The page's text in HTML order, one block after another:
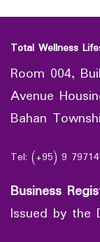
Total Wellness
Room 004,
Avenue
Bahan
Tel: (+95) 9
Business
Issued by the